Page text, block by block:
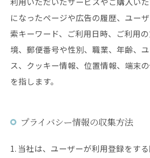
になったページや広告の履歴、ユー
索キーワード、ご利用日時、ご利用
境、郵便番号や性別、職業、年齢、
ス、クッキー情報、位置情報、端末
を指します。
プライバシー情報の収集方法
1. 当社は、ユーザーが利用登録をす